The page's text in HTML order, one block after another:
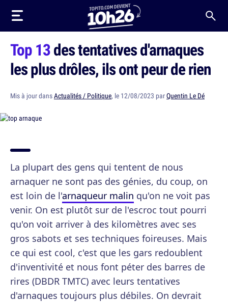
Top 13des tentatives d'arnaques
les plus drôles, ils ont peur de rien
Mis à jour dansActualités / Politique, le 12/08/2023 parQuentin Le Dé
La plupart des gens qui tentent de nous
arnaquer ne sont pas des génies, du coup, on
est loin de l'arnaqueur malin qu'on ne voit pas
venir. On est plutôt sur de l'escroc tout pourri
qu'on voit arriver à des kilomètres avec ses
gros sabots et ses techniques foireuses. Mais
ce qui est cool, c'est que les gars redoublent
d'inventivité et nous font péter des barres de
rires (DBDR TMTC) avec leurs tentatives
d'arnaques toujours plus débiles. On devrait